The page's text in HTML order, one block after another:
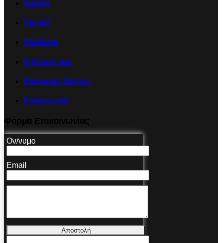
Αρχική
Προφίλ
Προϊόντα
Ο Χώρος μας
Επισκευές Ζαντών
Επικοινωνία
Ον/νυμο
Email
Αποστολή